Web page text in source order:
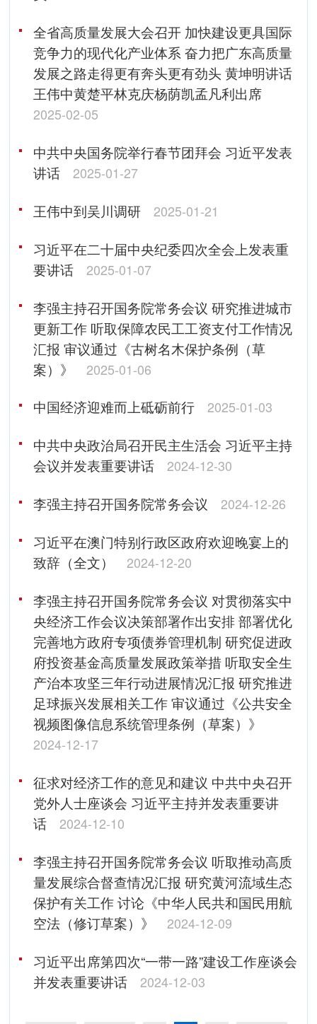
全省高质量发展大会召开 加快建设更具国际
竞争力的现代化产业体系 奋力把广东高质量
发展之路走得更有奔头更有劲头 黄坤明讲话
王伟中黄楚平林克庆杨荫凯孟凡利出席
2025-02-05
中共中央国务院举行春节团拜会 习近平发表
讲话
2025-01-27
王伟中到吴川调研 2025-01-21
习近平在二十届中央纪委四次全会上发表重
要讲话
2025-01-07
李强主持召开国务院常务会议 研究推进城市
更新工作 听取保障农民工工资支付工作情况
汇报 审议通过《古树名木保护条例（草
案）》
2025-01-06
中国经济迎难而上砥砺前行 2025-01-03
中共中央政治局召开民主生活会 习近平主持
会议并发表重要讲话
2024-12-30
李强主持召开国务院常务会议 2024-12-26
习近平在澳门特别行政区政府欢迎晚宴上的
致辞（全文）
2024-12-20
李强主持召开国务院常务会议 对贯彻落实中
央经济工作会议决策部署作出安排 部署优化
完善地方政府专项债券管理机制 研究促进政
府投资基金高质量发展政策举措 听取安全生
产治本攻坚三年行动进展情况汇报 研究推进
足球振兴发展相关工作 审议通过《公共安全
视频图像信息系统管理条例（草案）》
2024-12-17
征求对经济工作的意见和建议 中共中央召开
党外人士座谈会 习近平主持并发表重要讲
话
2024-12-10
李强主持召开国务院常务会议 听取推动高质
量发展综合督查情况汇报 研究黄河流域生态
保护有关工作 讨论《中华人民共和国民用航
空法（修订草案）》
2024-12-09
习近平出席第四次“一带一路”建设工作座谈会
并发表重要讲话
2024-12-03